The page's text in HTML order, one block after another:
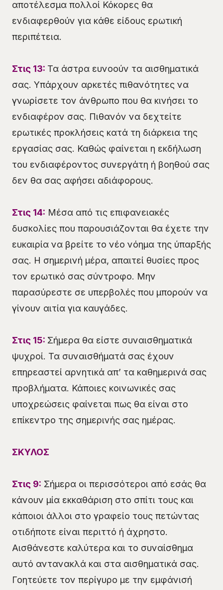
αποτέλεσμα πολλοί Κόκορες θα
ενδιαφερθούν για κάθε είδους ερωτική
περιπέτεια.
Στις 13: Τα άστρα ευνοούν τα αισθηματικά
σας. Υπάρχουν αρκετές πιθανότητες να
γνωρίσετε τον άνθρωπο που θα κινήσει το
ενδιαφέρον σας. Πιθανόν να δεχτείτε
ερωτικές προκλήσεις κατά τη διάρκεια της
εργασίας σας. Καθώς φαίνεται η εκδήλωση
του ενδιαφέροντος συνεργάτη ή βοηθού σας
δεν θα σας αφήσει αδιάφορους.
Στις 14: Μέσα από τις επιφανειακές
δυσκολίες που παρουσιάζονται θα έχετε την
ευκαιρία να βρείτε το νέο νόημα της ύπαρξής
σας. Η σημερινή μέρα, απαιτεί θυσίες προς
τον ερωτικό σας σύντροφο. Μην
παρασύρεστε σε υπερβολές που μπορούν να
γίνουν αιτία για καυγάδες.
Στις 15: Σήμερα θα είστε συναισθηματικά
ψυχροί. Τα συναισθήματά σας έχουν
επηρεαστεί αρνητικά απ’ τα καθημερινά σας
προβλήματα. Κάποιες κοινωνικές σας
υποχρεώσεις φαίνεται πως θα είναι στο
επίκεντρο της σημερινής σας ημέρας.
ΣΚΥΛΟΣ
Στις 9: Σήμερα οι περισσότεροι από εσάς θα
κάνουν μία εκκαθάριση στο σπίτι τους και
κάποιοι άλλοι στο γραφείο τους πετώντας
οτιδήποτε είναι περιττό ή άχρηστο.
Αισθάνεστε καλύτερα και το συναίσθημα
αυτό αντανακλά και στα αισθηματικά σας.
Γοητεύετε τον περίγυρο με την εμφάνισή